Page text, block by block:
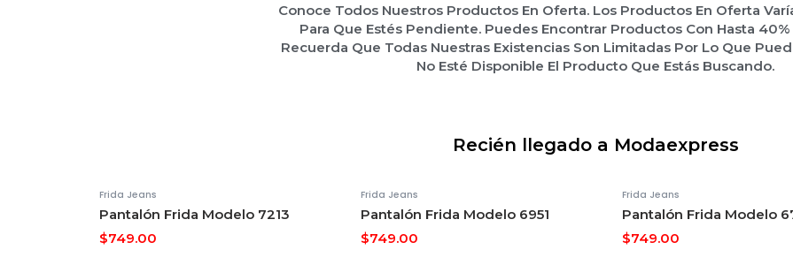
Conoce Todos Nuestros Productos En Oferta. Los Productos En Oferta
Para Que Estés Pendiente. Puedes Encontrar Productos Con Hasta
Recuerda Que Todas Nuestras Existencias Son Limitadas Por Lo Que
No Esté Disponible El Producto Que Estás Buscando.
Recién llegado a Modaexpress
Frida Jeans
Pantalón Frida Modelo 7213
$749.00
Frida Jeans
Pantalón Frida Modelo 6951
$749.00
Frida Jeans
Pantalón Frida Modelo
$749.00